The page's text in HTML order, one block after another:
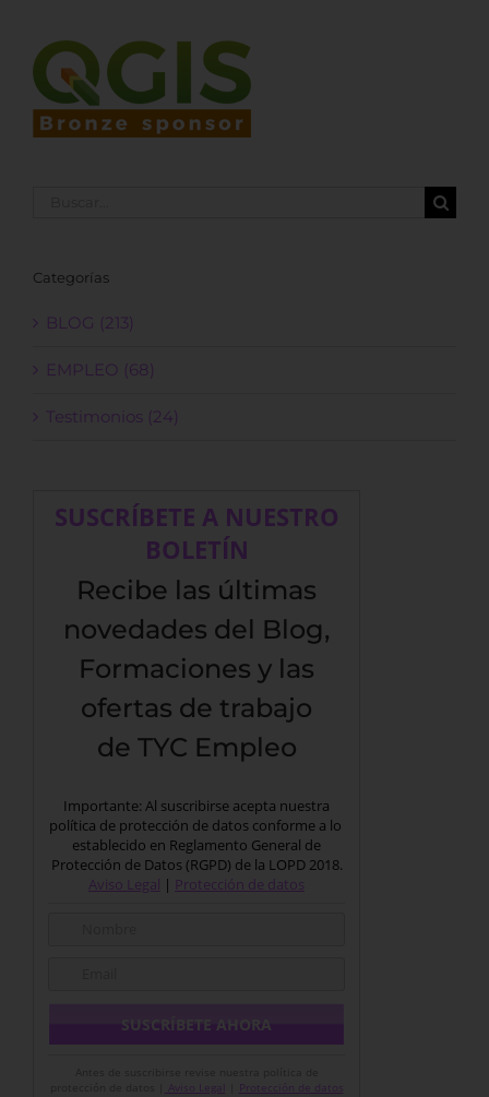
Categorías
BLOG (213)
EMPLEO (68)
Testimonios (24)
SUSCRÍBETE A NUESTRO
BOLETÍN
Recibe las últimas
novedades del Blog,
Formaciones y las
ofertas de trabajo
de TYC Empleo
Importante: Al suscribirse acepta nuestra
política de protección de datos conforme a lo
establecido en Reglamento General de
Protección de Datos (RGPD) de la LOPD 2018.
Aviso Legal | Protección de datos
Aviso Legal Protección de datos